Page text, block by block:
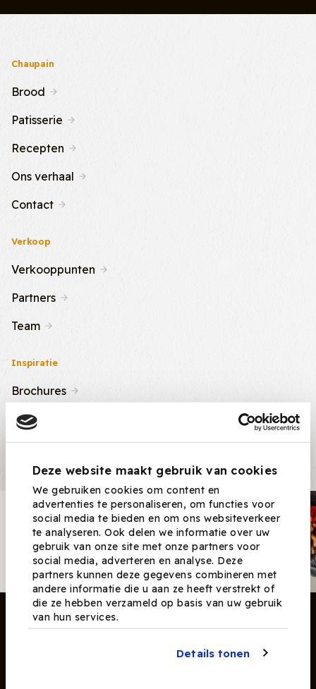
Deze website maakt gebruik van cookies
We gebruiken cookies om content en
advertenties te personaliseren, om functies voor
social media te bieden en om ons websiteverkeer
te analyseren. Ook delen we informatie over uw
gebruik van onze site met onze partners voor
social media, adverteren en analyse. Deze
partners kunnen deze gegevens combineren met
andere informatie die u aan ze heeft verstrekt of
die ze hebben verzameld op basis van uw gebruik
van hun services.
Details tonen
Chaupain
Brood
Patisserie
Recepten
Ons verhaal
Contact
Verkoop
Verkooppunten
Partners
Team
Inspiratie
Brochures
Nieuws & Tips
Recepten
Nieuwsbrief
Ontvang nieuwe recepten,
producten en tips maandelijks in
je mailbox.